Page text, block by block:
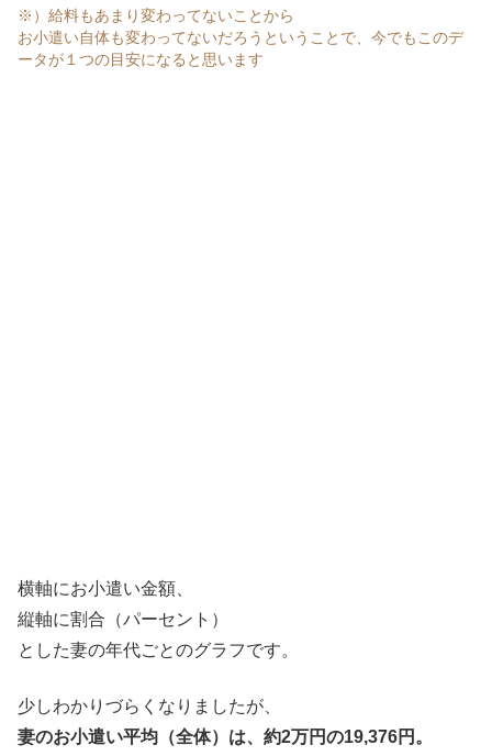
※）給料もあまり変わってないことから
お小遣い自体も変わってないだろうということで、今でもこのデ
ータが１つの目安になると思います
横軸にお小遣い金額、
縦軸に割合（パーセント）
とした妻の年代ごとのグラフです。
少しわかりづらくなりましたが、
妻のお小遣い平均（全体）は、約2万円の19,376円。